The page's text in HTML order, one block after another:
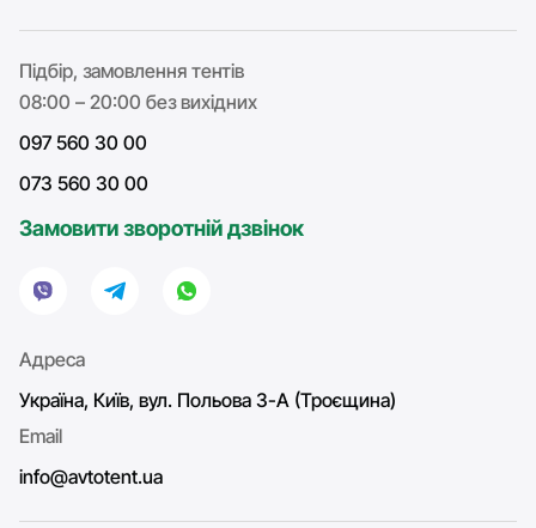
Підбір, замовлення тентів
08:00 – 20:00 без вихідних
097 560 30 00
073 560 30 00
Замовити зворотній дзвінок
Адреса
Україна, Київ, вул. Польова 3-А (Троєщина)
Email
info@avtotent.ua